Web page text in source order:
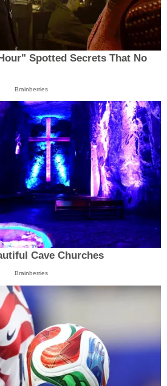
Spotted Secrets That No
Brainberries
Cave Churches
Brainberries